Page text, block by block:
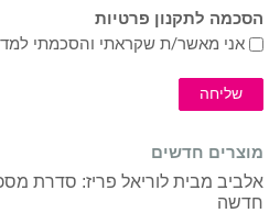
הסכמה לתקנון פרטיות
אני מאשר/ת שקראתי והסכמתי ל
שליחה
מוצרים חדשים
אלביב מבית לוריאל פריז: סדרת
חדשה